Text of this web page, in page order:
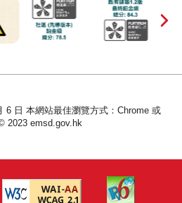
6 日 本網站最佳瀏覽方式：Chrome 或
2023 emsd.gov.hk